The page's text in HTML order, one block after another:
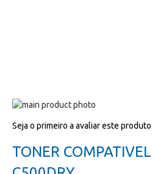
Salte
o
galeria
para
início
da
Seja o primeiro a avaliar este produto
TONER COMPATIVEL